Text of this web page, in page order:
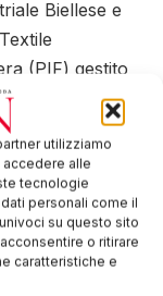
utilizziamo
alle
tecnologie
personali come il
su questo sito
o ritirare
caratteristiche e
Biellese e
(PIF) gestito
di
con l’obiettivo
tra
dei comparti